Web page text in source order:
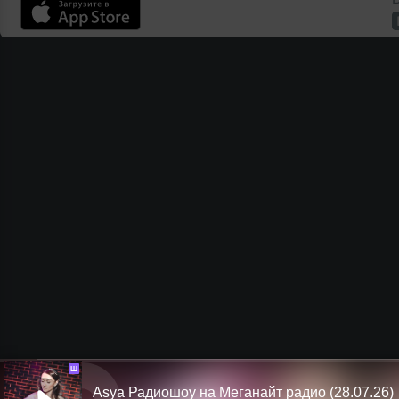
Ш
Asya Радиошоу на Меганайт радио (28.07.26)